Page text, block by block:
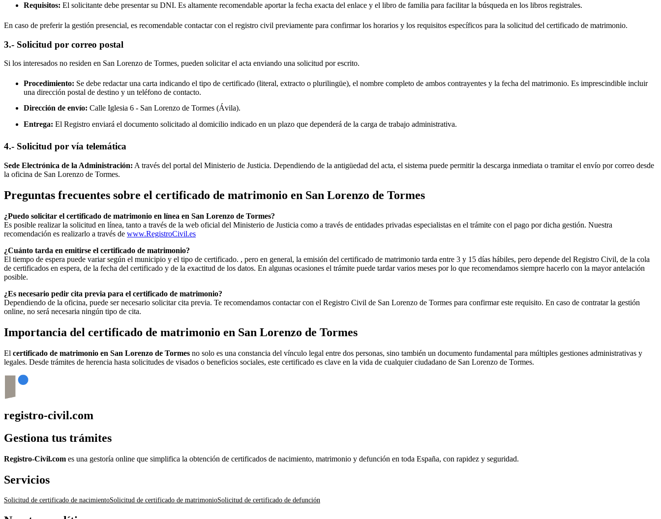
Requisitos: El solicitante debe presentar su DNI. Es altamente recomendable aportar la fecha exacta del enlace y el libro de familia para facilitar la búsqueda en los libros registrales.
En caso de preferir la gestión presencial, es recomendable contactar con el registro civil previamente para confirmar los horarios y los requisitos específicos para la solicitud del certificado de matrimonio.
3.- Solicitud por correo postal
Si los interesados no residen en San Lorenzo de Tormes, pueden solicitar el acta enviando una solicitud por escrito.
Procedimiento: Se debe redactar una carta indicando el tipo de certificado (literal, extracto o plurilingüe), el nombre completo de ambos contrayentes y la fecha del matrimonio. Es imprescindible incluir
una dirección postal de destino y un teléfono de contacto.
Dirección de envío: Calle Iglesia 6 - San Lorenzo de Tormes (Ávila).
Entrega: El Registro enviará el documento solicitado al domicilio indicado en un plazo que dependerá de la carga de trabajo administrativa.
4.- Solicitud por vía telemática
Sede Electrónica de la Administración: A través del portal del Ministerio de Justicia. Dependiendo de la antigüedad del acta, el sistema puede permitir la descarga inmediata o tramitar el envío por correo desde
la oficina de San Lorenzo de Tormes.
Preguntas frecuentes sobre el certificado de matrimonio en San Lorenzo de Tormes
¿Puedo solicitar el certificado de matrimonio en línea en San Lorenzo de Tormes?
Es posible realizar la solicitud en línea, tanto a través de la web oficial del Ministerio de Justicia como a través de entidades privadas especialistas en el trámite con el pago por dicha gestión. Nuestra
recomendación es realizarlo a través de www.RegistroCivil.es
¿Cuánto tarda en emitirse el certificado de matrimonio?
El tiempo de espera puede variar según el municipio y el tipo de certificado. , pero en general, la emisión del certificado de matrimonio tarda entre 3 y 15 días hábiles, pero depende del Registro Civil, de la cola
de certificados en espera, de la fecha del certificado y de la exactitud de los datos. En algunas ocasiones el trámite puede tardar varios meses por lo que recomendamos siempre hacerlo con la mayor antelación
posible.
¿Es necesario pedir cita previa para el certificado de matrimonio?
Dependiendo de la oficina, puede ser necesario solicitar cita previa. Te recomendamos contactar con el Registro Civil de San Lorenzo de Tormes para confirmar este requisito. En caso de contratar la gestión
online, no será necesaria ningún tipo de cita.
Importancia del certificado de matrimonio en San Lorenzo de Tormes
El certificado de matrimonio en San Lorenzo de Tormes no solo es una constancia del vínculo legal entre dos personas, sino también un documento fundamental para múltiples gestiones administrativas y
legales. Desde trámites de herencia hasta solicitudes de visados o beneficios sociales, este certificado es clave en la vida de cualquier ciudadano de San Lorenzo de Tormes.
registro-civil.com
Gestiona tus trámites
Registro-Civil.com es una gestoría online que simplifica la obtención de certificados de nacimiento, matrimonio y defunción en toda España, con rapidez y seguridad.
Servicios
Solicitud de certificado de nacimientoSolicitud de certificado de matrimonioSolicitud de certificado de defunción